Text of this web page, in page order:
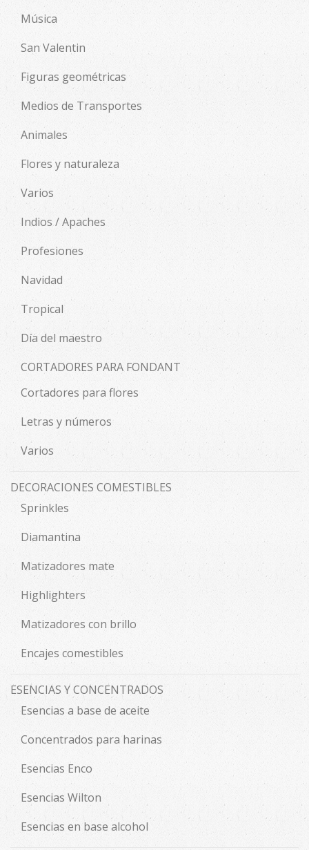
Música
San Valentin
Figuras geométricas
Medios de Transportes
Animales
Flores y naturaleza
Varios
Indios / Apaches
Profesiones
Navidad
Tropical
Día del maestro
CORTADORES PARA FONDANT
Cortadores para flores
Letras y números
Varios
DECORACIONES COMESTIBLES
Sprinkles
Diamantina
Matizadores mate
Highlighters
Matizadores con brillo
Encajes comestibles
ESENCIAS Y CONCENTRADOS
Esencias a base de aceite
Concentrados para harinas
Esencias Enco
Esencias Wilton
Esencias en base alcohol